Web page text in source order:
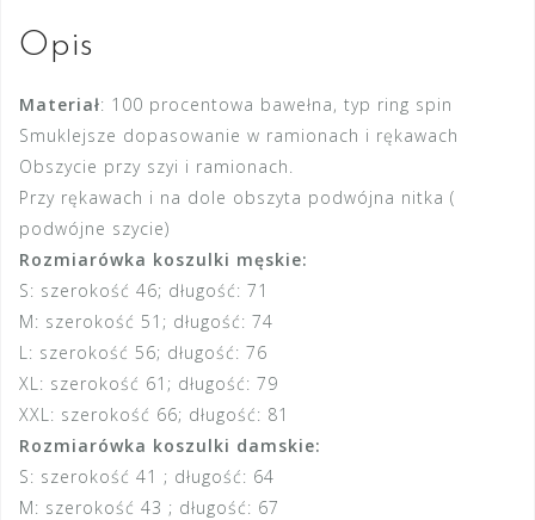
Opis
Materiał: 100 procentowa bawełna, typ ring spin
Smuklejsze dopasowanie w ramionach i rękawach
Obszycie przy szyi i ramionach.
Przy rękawach i na dole obszyta podwójna nitka (
podwójne szycie)
Rozmiarówka koszulki męskie:
S: szerokość 46; długość: 71
M: szerokość 51; długość: 74
L: szerokość 56; długość: 76
XL: szerokość 61; długość: 79
XXL: szerokość 66; długość: 81
Rozmiarówka koszulki damskie:
S: szerokość 41 ; długość: 64
M: szerokość 43 ; długość: 67